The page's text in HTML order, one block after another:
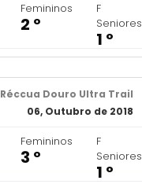
Femininos
2 º
F
Seniores
1 º
Réccua Douro Ultra Trail
06, Outubro de 2018
Femininos
3 º
F
Seniores
1 º